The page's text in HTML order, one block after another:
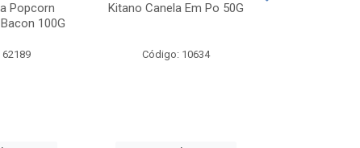
Popcorn
100G
Kitano Canela Em Po 50G
Código: 10634